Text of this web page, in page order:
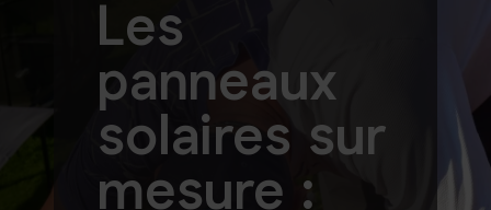
Les
panneaux
solaires sur
mesure :